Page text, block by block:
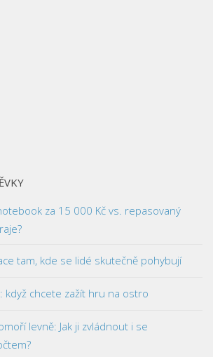
za 15 000 Kč vs. repasovaný
tam, kde se lidé skutečně pohybují
když chcete zažít hru na ostro
levně: Jak ji zvládnout i se